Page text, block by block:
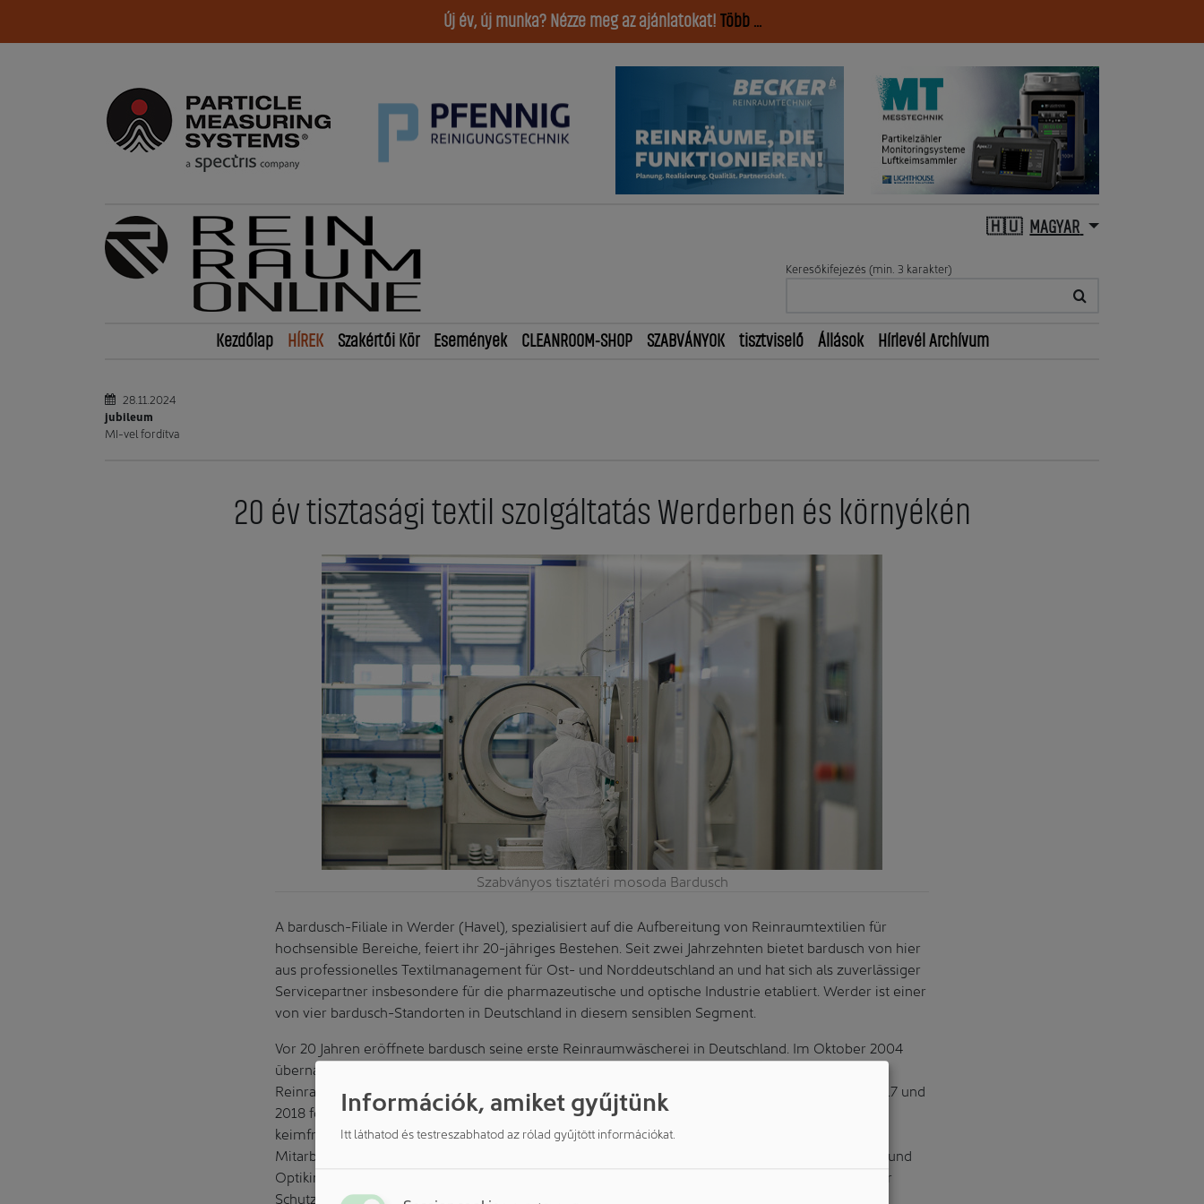
Új év, új munka? Nézze meg az ajánlatokat! Több ...
MAGYAR
Keresőkifejezés (min. 3 karakter)
Kezdőlap HÍREK Szakértői Kör Események CLEANROOM-SHOP SZABVÁNYOK tisztviselő Állások Hírlevél Archívum
28.11.2024
jubileum
MI-vel fordítva
20 év tisztasági textil szolgáltatás Werderben és környékén
Szabványos tisztatéri mosoda Bardusch
A bardusch-Filiale in Werder (Havel), spezialisiert auf die Aufbereitung von Reinraumtextilien für
hochsensible Bereiche, feiert ihr 20-jähriges Bestehen. Seit zwei Jahrzehnten bietet bardusch von hier
aus professionelles Textilmanagement für Ost- und Norddeutschland an und hat sich als zuverlässiger
Servicepartner insbesondere für die pharmazeutische und optische Industrie etabliert. Werder ist einer
von vier bardusch-Standorten in Deutschland in diesem sensiblen Segment.
Vor 20 Jahren eröffnete bardusch seine erste Reinraumwäscherei in Deutschland. Im Oktober 2004
übernahm der Textildienstleister den Standort in Werder an der Havel von der Gesellschaft für
Reinraumsysteme (GRS) und modernisierte ihn in den Folgejahren umfassend. In den Jahren 2017 und
2018 folgte der Bau einer neuen Halle, um der steigenden Kundennachfrage nach partikel- und
keimfreier Reinraumbekleidung gerecht zu werden. Heute arbeiten in der Wäscherei rund 40
Mitarbeiter, die jährlich bis zu 550 Tonnen Reinraumtextilien für Unternehmen aus der Pharma- und
Optikindustrie aufbereiten. In diesen hochtechnisierten Bereichen ist neben der Hygiene auch der
Schutz der Produkte vor Umwelteinflüssen von großer Bedeutung. Die Reinraumtextilien und
Információk, amiket gyűjtünk
Itt láthatod és testreszabhatod az rólad gyűjtött információkat.